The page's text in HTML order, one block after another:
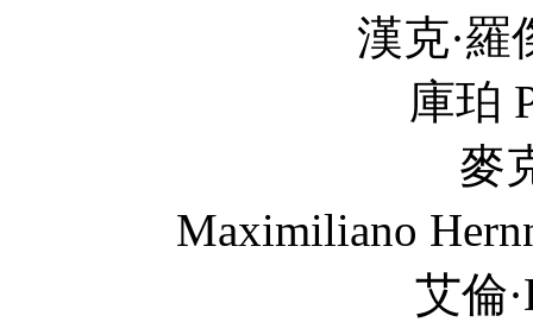
漢克·羅傑森
庫珀
麥克斯米
Maximiliano
艾倫·D·柏